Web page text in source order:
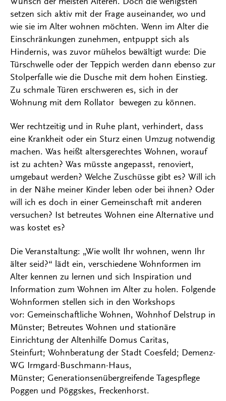
setzen sich aktiv mit der Frage auseinander, wo und
wie sie im Alter wohnen möchten. Wenn im Alter die
Einschränkungen zunehmen, entpuppt sich als
Hindernis, was zuvor mühelos bewältigt wurde: Die
Türschwelle oder der Teppich werden dann ebenso zur
Stolperfalle wie die Dusche mit dem hohen Einstieg.
Zu schmale Türen erschweren es, sich in der
Wohnung mit dem Rollator bewegen zu können.
Wer rechtzeitig und in Ruhe plant, verhindert, dass
eine Krankheit oder ein Sturz einen Umzug notwendig
machen. Was heißt altersgerechtes Wohnen, worauf
ist zu achten? Was müsste angepasst, renoviert,
umgebaut werden? Welche Zuschüsse gibt es? Will ich
in der Nähe meiner Kinder leben oder bei ihnen? Oder
will ich es doch in einer Gemeinschaft mit anderen
versuchen? Ist betreutes Wohnen eine Alternative und
was kostet es?
Die Veranstaltung: „Wie wollt Ihr wohnen, wenn Ihr
älter seid?“ lädt ein, verschiedene Wohnformen im
Alter kennen zu lernen und sich Inspiration und
Information zum Wohnen im Alter zu holen. Folgende
Wohnformen stellen sich in den Workshops
vor: Gemeinschaftliche Wohnen, Wohnhof Delstrup in
Münster; Betreutes Wohnen und stationäre
Einrichtung der Altenhilfe Domus Caritas,
Steinfurt; Wohnberatung der Stadt Coesfeld; Demenz-
WG Irmgard-Buschmann-Haus,
Münster; Generationsenübergreifende Tagespflege
Poggen und Pöggskes, Freckenhorst.